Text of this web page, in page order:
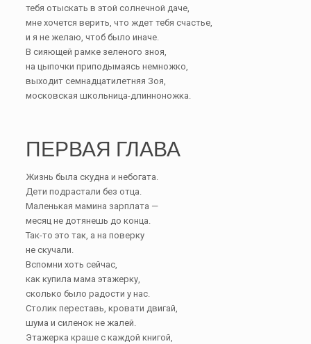
тебя отыскать в этой солнечной даче,
мне хочется верить, что ждет тебя счастье,
и я не желаю, чтоб было иначе.
В сияющей рамке зеленого зноя,
на цыпочки приподымаясь немножко,
выходит семнадцатилетняя Зоя,
московская школьница-длинноножка.
ПЕРВАЯ ГЛАВА
Жизнь была скудна и небогата.
Дети подрастали без отца.
Маленькая мамина зарплата —
месяц не дотянешь до конца.
Так-то это так, а на поверку
не скучали.
Вспомни хоть сейчас,
как купила мама этажерку,
сколько было радости у нас.
Столик переставь, кровати двигай,
шума и силенок не жалей.
Этажерка краше с каждой книгой,